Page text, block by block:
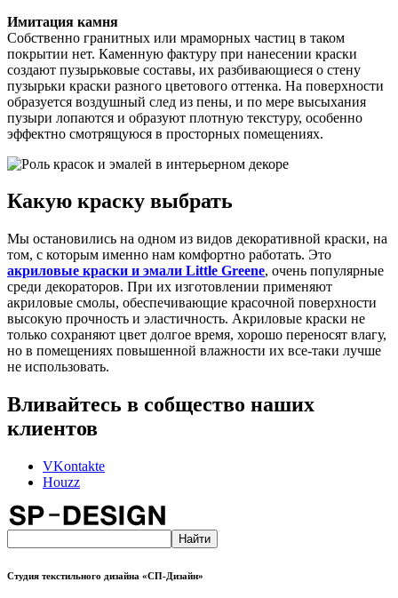
Имитация камня
Собственно гранитных или мраморных частиц в таком
покрытии нет. Каменную фактуру при нанесении краски
создают пузырьковые составы, их разбивающиеся о стену
пузырьки краски разного цветового оттенка. На поверхности
образуется воздушный след из пены, и по мере высыхания
пузыри лопаются и образуют плотную текстуру, особенно
эффектно смотрящуюся в просторных помещениях.
Какую краску выбрать
Мы остановились на одном из видов декоративной краски, на
том, с которым именно нам комфортно работать. Это
акриловые краски и эмали Little Greene, очень популярные
среди декораторов. При их изготовлении применяют
акриловые смолы, обеспечивающие красочной поверхности
высокую прочность и эластичность. Акриловые краски не
только сохраняют цвет долгое время, хорошо переносят влагу,
но в помещениях повышенной влажности их все-таки лучше
не использовать.
Вливайтесь в собщество наших
клиентов
VKontakte
Houzz
Студия текстильного дизайна «СП-Дизайн»